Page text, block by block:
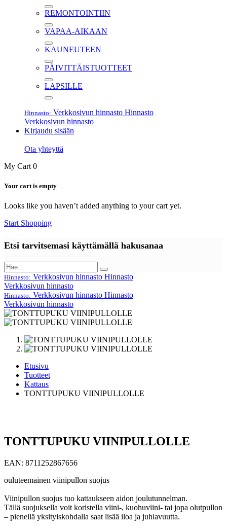
REMONTOINTIIN
VAPAA-AIKAAN
KAUNEUTEEN
PÄIVITTÄISTUOTTEET
LAPSILLE
Hinnasto: Verkkosivun hinnasto Hinnasto
Verkkosivun hinnasto
Kirjaudu sisään
Ota yhteyttä
My Cart 0
Your cart is empty
Looks like you haven’t added anything to your cart yet.
Start Shopping
Etsi tarvitsemasi käyttämällä hakusanaa
Hinnasto: Verkkosivun hinnasto Hinnasto
Verkkosivun hinnasto
Hinnasto: Verkkosivun hinnasto Hinnasto
Verkkosivun hinnasto
Etusivu
Tuotteet
Kattaus
TONTTUPUKU VIINIPULLOLLE
TONTTUPUKU VIINIPULLOLLE
EAN: 8711252867656
ouluteemainen viinipullon suojus
Viinipullon suojus tuo kattaukseen aidon joulutunnelman.
Tällä suojuksella voit koristella viini-, kuohuviini- tai jopa olutpullon
– pienellä yksityiskohdalla saat lisää iloa ja juhlavuutta.